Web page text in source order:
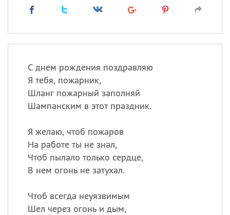
С днем рождения поздравляю
Я тебя, пожарник,
Шланг пожарный заполняй
Шампанским в этот праздник.
Я желаю, чтоб пожаров
На работе ты не знал,
Чтоб пылало только сердце,
В нем огонь не затухал.
Чтоб всегда неуязвимым
Шел через огонь и дым,